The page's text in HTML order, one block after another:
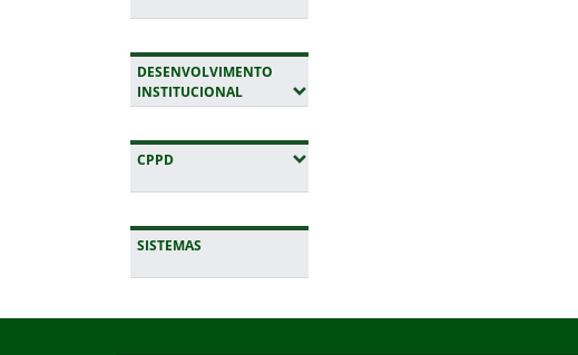
DESENVOLVIMENTO
INSTITUCIONAL(EXPANDIR SUBMENUS)
CPPD(EXPANDIR SUBMENUS)
SISTEMAS